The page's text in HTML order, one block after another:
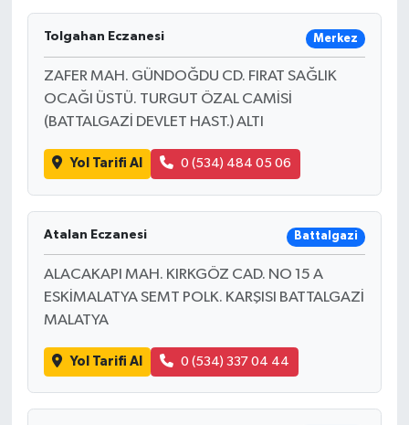
Tolgahan Eczanesi Merkez
ZAFER MAH. GÜNDOĞDU CD. FIRAT SAĞLIK
OCAĞI ÜSTÜ. TURGUT ÖZAL CAMİSİ
(BATTALGAZİ DEVLET HAST.) ALTI
Yol Tarifi Al 0 (534) 484 05 06
Atalan Eczanesi Battalgazi
ALACAKAPI MAH. KIRKGÖZ CAD. NO 15 A
ESKİMALATYA SEMT POLK. KARŞISI BATTALGAZİ
MALATYA
Yol Tarifi Al 0 (534) 337 04 44